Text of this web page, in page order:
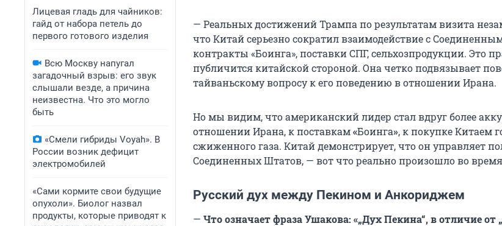
Лицевая гладь для чайников:
гайд от набора петель до
первого готового изделия
Всю Москву напугал
загадочный взрыв: его звук
слышали везде, а причина
неизвестна. Что это могло
быть
«Смели гибриды Voyah». В
России возник дефицит
электромобилей
«Сами кормите свои будущие
опухоли». Биолог назвал
продукты, которые приводят к
— Реальных достижений Трампа по результатам визита
что Китай серьезно сократил взаимодействие с
контракты «Боинга», поставки СПГ, сельхозпродукции. Это
публичится китайской стороной. Она четко подвязывает
тайваньскому вопросу к его поведению в отношении Ирана.
Но мы видим, что американский лидер стал вдруг более
отношении Ирана, к поставкам«Боинга», к покупке Китаем
сжиженного газа. Китай демонстрирует, что он управляет
Соединенных Штатов, — вот что реально произошло во
Русский дух между Пекином и Анкориджем
— Что означает фраза Ушакова: «„Дух Пекина“, в отличие от